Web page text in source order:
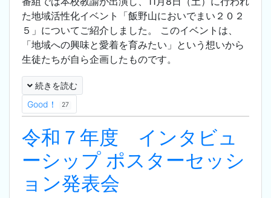
た地域活性化イベント「飯野山においでまい２０２
５」についてご紹介しました。 このイベントは、
「地域への興味と愛着を育みたい」という想いから
生徒たちが自ら企画したものです。
続きを読む
Good！
27
令和７年度 インタビュ
ーシップ ポスターセッシ
ョン発表会